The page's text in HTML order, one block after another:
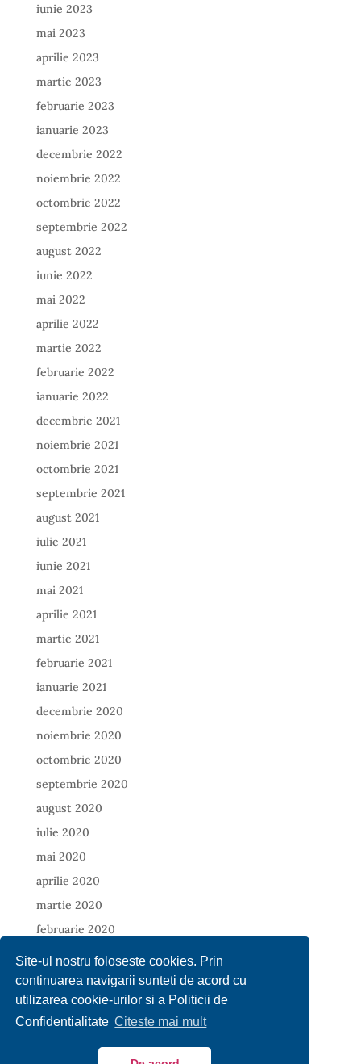
Site-ul nostru foloseste cookies. Prin
continuarea navigarii sunteti de acord cu
utilizarea cookie-urilor si a Politicii de
Confidentialitate Citeste mai mult
iunie 2023
mai 2023
aprilie 2023
martie 2023
februarie 2023
ianuarie 2023
decembrie 2022
noiembrie 2022
octombrie 2022
septembrie 2022
august 2022
iunie 2022
mai 2022
aprilie 2022
martie 2022
februarie 2022
ianuarie 2022
decembrie 2021
noiembrie 2021
octombrie 2021
septembrie 2021
august 2021
iulie 2021
iunie 2021
mai 2021
aprilie 2021
martie 2021
februarie 2021
ianuarie 2021
decembrie 2020
noiembrie 2020
octombrie 2020
septembrie 2020
august 2020
iulie 2020
mai 2020
aprilie 2020
martie 2020
februarie 2020
ianuarie 2020
decembrie 2019
noiembrie 2019
octombrie 2019
septembrie 2019